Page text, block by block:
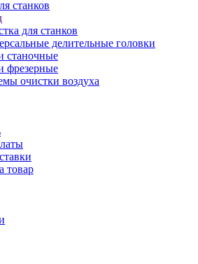
станков
для станков
делительные головки
станочные
фрезерные
очистки воздуха
товар